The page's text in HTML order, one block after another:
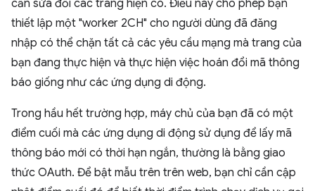
cần sửa đổi các trang hiện có. Điều này cho phép bạn
thiết lập một "worker 2CH" cho người dùng đã đăng
nhập có thể chặn tất cả các yêu cầu mạng mà trang của
bạn đang thực hiện và thực hiện việc hoán đổi mã thông
báo giống như các ứng dụng di động.
Trong hầu hết trường hợp, máy chủ của bạn đã có một
điểm cuối mà các ứng dụng di động sử dụng để lấy mã
thông báo mới có thời hạn ngắn, thường là bằng giao
thức OAuth. Để bật mẫu trên trên web, bạn chỉ cần cập